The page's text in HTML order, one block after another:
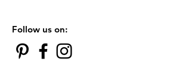
Follow us on: